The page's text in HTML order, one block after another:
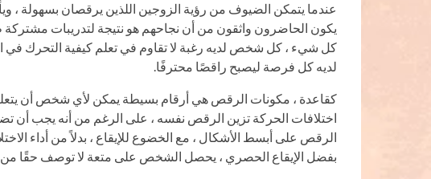
عندما يتمكن الضيوف من رؤية الزوجين اللذين يرقصان بسهولة ،
يكون الحاضرون واثقون من أن نجاحهم هو نتيجة لتدريبات مشتركة
كل شيء ، كل شخص لديه رغبة لا تقاوم في تعلم كيفية التحرك في
لديه كل فرصة ليصبح راقصًا محترفًا.
كقاعدة ، مكونات الرقص هي أرقام بسيطة يمكن لأي شخص أن
اختلافات الحركة تزين الرقص نفسه ، على الرغم من أنه يجب أن
الرقص على أبسط الأشكال ، مع الخضوع للإيقاع ، بدلاً من أداء
بفضل الإيقاع الحصري ، يحصل الشخص على متعة لا توصف حقًا